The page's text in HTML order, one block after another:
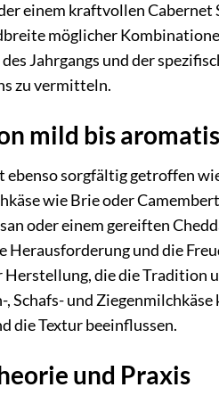
einem kraftvollen Cabernet
möglicher
Jahrgangs und der
zu vermitteln.
mild bis
ebenso sorgfältig getroffen
wie Brie oder
oder einem gereiften
und die
Herstellung, die die
Schafs- und
die Textur beeinflussen.
und Praxis